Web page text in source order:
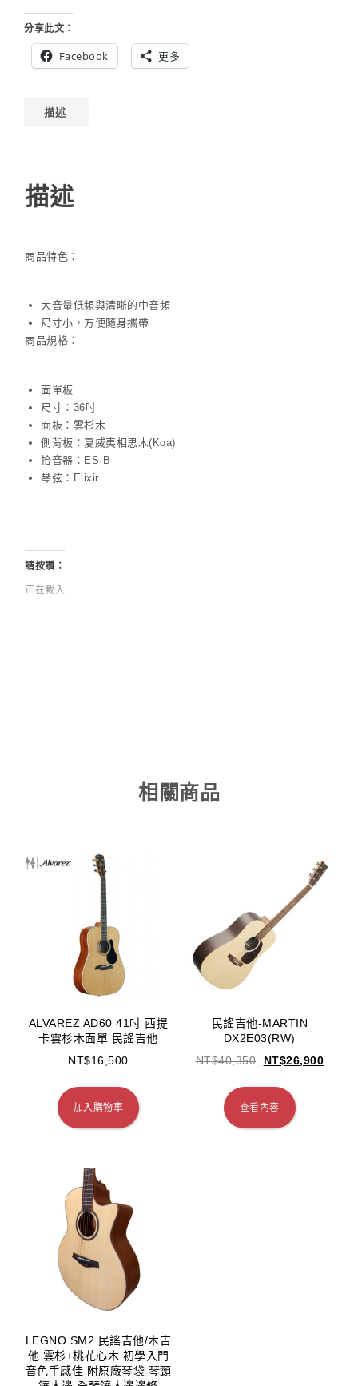
分享此文：
Facebook 更多
描述
描述
商品特色：
大音量低頻與清晰的中音頻
尺寸小，方便隨身攜帶
商品規格：
面單板
尺寸：36吋
面板：雲杉木
側背板：夏威夷相思木(Koa)
拾音器：ES-B
琴弦：Elixir
請按讚：
正在載入...
相關商品
ALVAREZ AD60 41吋 西提
卡雲杉木面單 民謠吉他
NT$16,500
加入購物車
民謠吉他-MARTIN
DX2E03(RW)
NT$40,350 NT$26,900
查看內容
LEGNO SM2 民謠吉他/木吉
他 雲杉+桃花心木 初學入門
音色手感佳 附原廠琴袋 琴頸